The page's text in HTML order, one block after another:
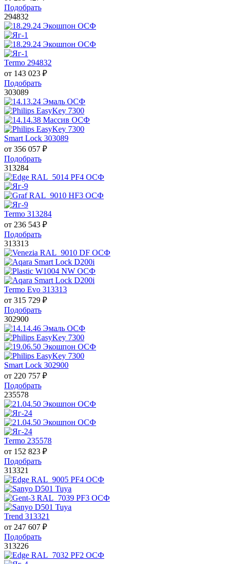
Подобрать
294832
Termo 294832
от 143 023 ₽
Подобрать
303089
Smart Lock 303089
от 356 057 ₽
Подобрать
313284
Termo 313284
от 236 543 ₽
Подобрать
313313
Termo Evo 313313
от 315 729 ₽
Подобрать
302900
Smart Lock 302900
от 220 757 ₽
Подобрать
235578
Termo 235578
от 152 823 ₽
Подобрать
313321
Trend 313321
от 247 607 ₽
Подобрать
313226